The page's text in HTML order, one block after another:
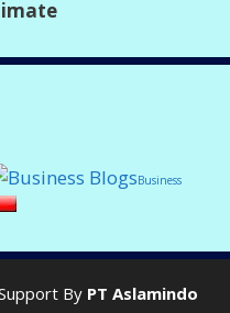
Business
By PT Aslamindo